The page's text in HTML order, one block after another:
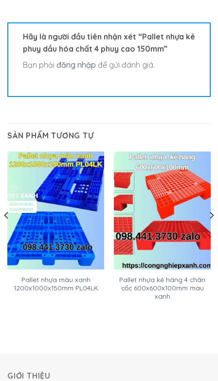
Hãy là người đầu tiên nhận xét “Pallet nhựa kê
phuy dầu hóa chất 4 phuy cao 150mm”
Bạn phải đăng nhập để gửi đánh giá.
SẢN PHẨM TƯƠNG TỰ
Pallet nhựa màu xanh
1200x1000x150mm PL04LK
Pallet nhựa kê hàng 4 chân
cốc 600x600x100mm màu
xanh
GIỚI THIỆU